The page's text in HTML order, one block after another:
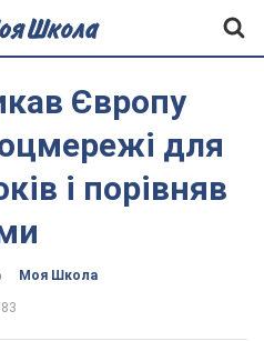
Європу
для
і порівняв
Моя Школа